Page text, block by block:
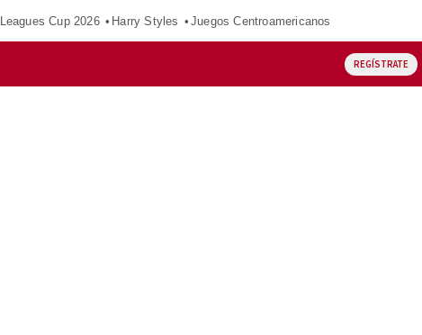
Leagues Cup 2026 Harry Styles Juegos Centroamericanos
REGÍSTRATE